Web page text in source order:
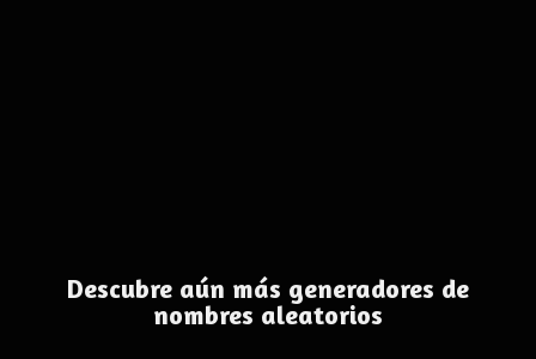
Descubre aún más generadores de
nombres aleatorios